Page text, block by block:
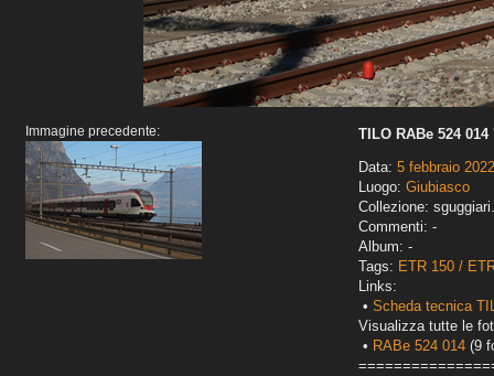
Immagine precedente:
TILO RABe 524 014
Data: 5 febbraio 2022
Luogo: Giubiasco
Collezione:
Commenti: -
Album: -
Tags: ETR 150 /
Links:
• Scheda tecnica
Visualizza tutte le
• RABe 524 014 (9